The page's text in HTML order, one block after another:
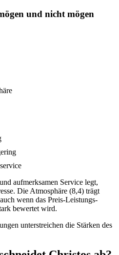
und nicht mögen
aufmerksamen Service legt,
Die Atmosphäre (8,4) trägt
wenn das Preis-Leistungs-
bewertet wird.
unterstreichen die Stärken des